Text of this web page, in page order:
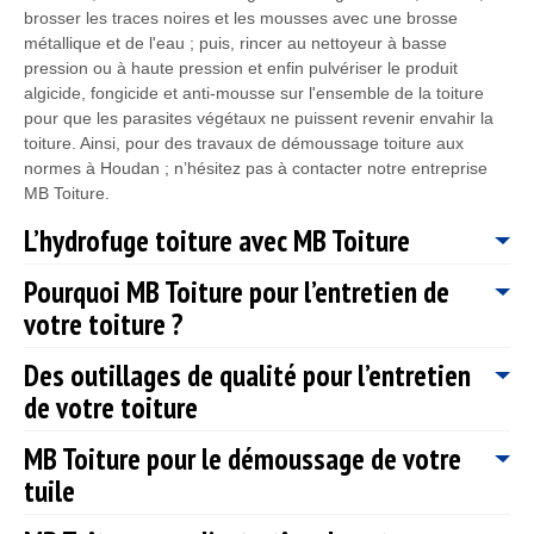
brosser les traces noires et les mousses avec une brosse
métallique et de l'eau ; puis, rincer au nettoyeur à basse
pression ou à haute pression et enfin pulvériser le produit
algicide, fongicide et anti-mousse sur l'ensemble de la toiture
pour que les parasites végétaux ne puissent revenir envahir la
toiture. Ainsi, pour des travaux de démoussage toiture aux
normes à Houdan ; n’hésitez pas à contacter notre entreprise
MB Toiture.
L’hydrofuge toiture avec MB Toiture
Pour renforcer l’étanchéité de votre toiture à Houdan ; vous
pouvez compter sur notre entreprise MB Toiture pour vous
l’intervention soit efficace ; sachez que nous n’utilisons que des
produits agrée, qui ne sont pas nocif pour la santé et
l’environnement, adapter à tous types de revêtement toiture et
permettent d’éliminer facilement les parasites végétaux incruster
sur votre toit. Après l’intervention de notre entreprise MB Toiture
pour l’application de l’hydrofuge toiture, vous verrez par vous-
Pourquoi MB Toiture pour l’entretien de
votre toiture ?
Le toit pourrait montrer des signes de détérioration, comme :
présence de trou, tuile cassé etc... Au fil du temps. Il se peut
diverses intempéries qui tombe directement sur votre toit et les
saletés accumulés durant toute l’année. Pour prendre en main
l’entretien de votre toiture ; notre entreprise de couverture MB
Des outillages de qualité pour l’entretien
de votre toiture
Notre entreprise de couverture MB Toiture est reconnue pour
ses travaux d’entretien de toiture de qualité dans la ville de
MB Toiture pour le démoussage de votre
tuile